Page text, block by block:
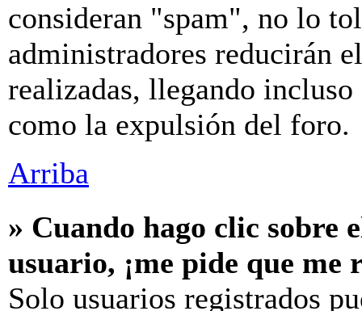
consideran "spam", no lo
administradores reducirán
realizadas, llegando
como la expulsión del foro.
Arriba
» Cuando hago clic sobre
usuario, ¡me pide que me
Solo usuarios registrados